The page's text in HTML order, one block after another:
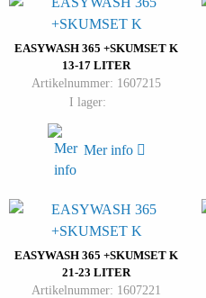
EASYWASH 365 +SKUMSET K
13-17 LITER
Artikelnummer: 1607215
I lager:
Mer info
EASYWASH 365 +SKUMSET K
21-23 LITER
Artikelnummer: 1607221